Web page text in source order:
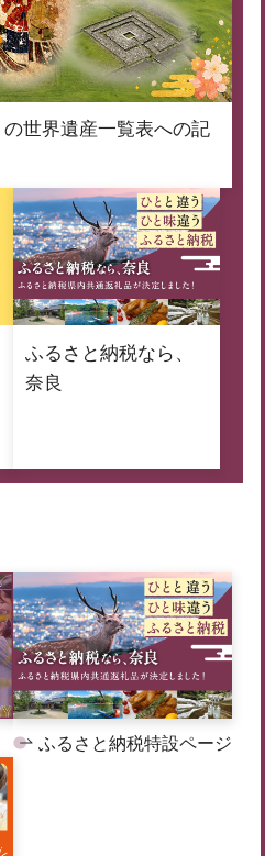
の世界遺産一覧表への記
ふるさと納税なら、
奈良
ふるさと納税特設ページ